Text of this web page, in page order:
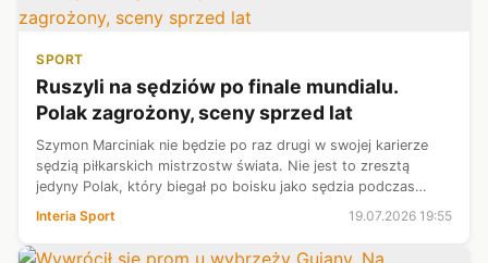
SPORT
Ruszyli na sędziów po finale mundialu.
Polak zagrożony, sceny sprzed lat
Szymon Marciniak nie będzie po raz drugi w swojej karierze
sędzią piłkarskich mistrzostw świata. Nie jest to zresztą
jedyny Polak, który biegał po boisku jako sędzia podczas
najważniejszej imprezy czterolecia. Choćby w 1990 roku
funkcję liniowego peł...
Interia Sport 19.07.2026 19:55